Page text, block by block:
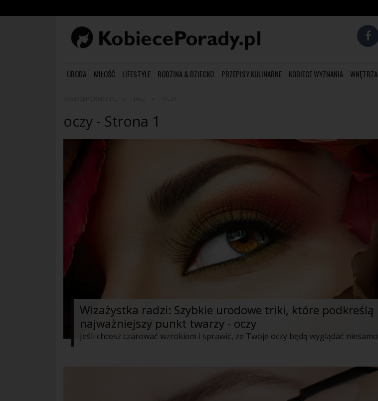
URODA MIŁOŚĆ LIFESTYLE RODZINA & DZIECKO PRZEPISY KULINARNE KOBIECE WYZNANIA WNĘTRZA
oczy - Strona 1
Wizażystka radzi: Szybkie urodowe triki, które podkreślą
najważniejszy punkt twarzy - oczy